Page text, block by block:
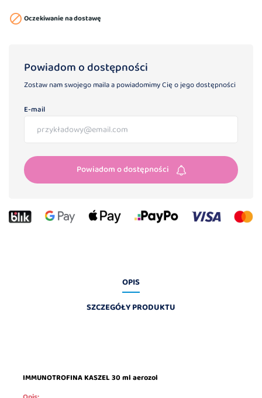
 Oczekiwanie na dostawę
Powiadom o dostępności
Zostaw nam swojego maila a powiadomimy Cię o jego dostępności
E-mail
Powiadom o dostępności
OPIS
SZCZEGÓŁY PRODUKTU
IMMUNOTROFINA KASZEL 30 ml aerozol